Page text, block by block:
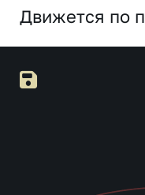
Движется по